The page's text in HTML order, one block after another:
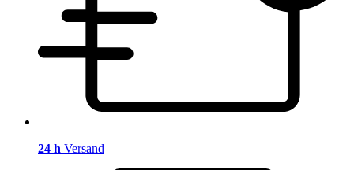
24 h Versand